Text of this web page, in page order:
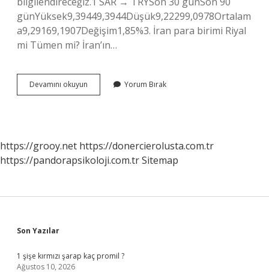
günYüksek9,39449,3944Düşük9,22299,0978Ortalam
a9,29169,1907Değişim1,85%3. İran para birimi Riyal
mi Tümen mi? İran’ın…
Devamını okuyun
Riyal
Yorum Bırak
https://grooy.net https://donercierolusta.com.tr
https://pandorapsikoloji.com.trSitemap
Sidebar
Son Yazılar
1 şişe kırmızı şarap kaç promil ?
Ağustos 10, 2026